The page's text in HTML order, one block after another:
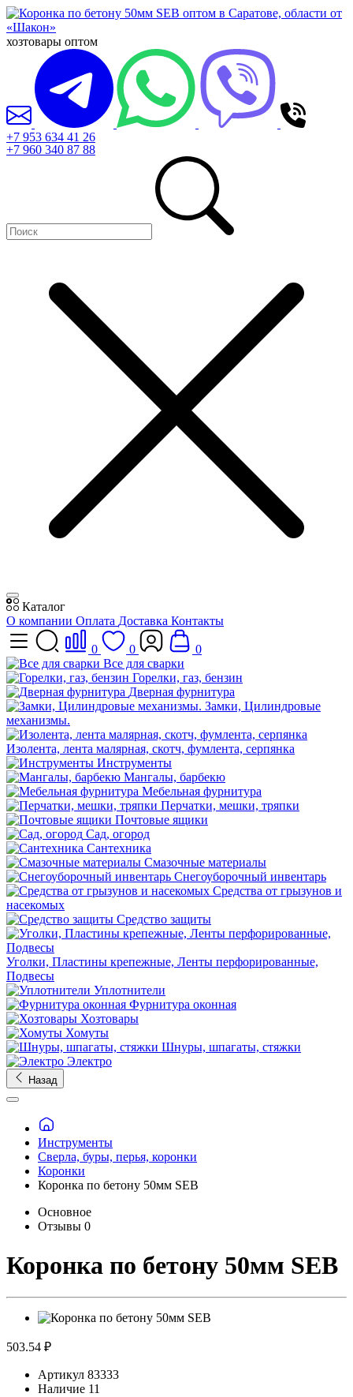
хозтовары оптом
+7 953 634 41 26
+7 960 340 87 88
Каталог
О компании Оплата Доставка Контакты
0 0
0
Все для сварки
Горелки, газ, бензин
Дверная фурнитура
Замки, Цилиндровые
механизмы.
Изолента, лента малярная, скотч, фумлента, серпянка
Инструменты
Мангалы, барбекю
Мебельная фурнитура
Перчатки, мешки, тряпки
Почтовые ящики
Сад, огород
Сантехника
Смазочные материалы
Снегоуборочный инвентарь
Средства от грызунов и
насекомых
Средство защиты
Уголки, Пластины крепежные, Ленты перфорированные,
Подвесы
Уплотнители
Фурнитура оконная
Хозтовары
Хомуты
Шнуры, шпагаты, стяжки
Электро
Назад
Инструменты
Сверла, буры, перья, коронки
Коронки
Коронка по бетону 50мм SEB
Основное
Отзывы 0
Коронка по бетону 50мм SEB
503.54 ₽
Артикул 83333
Наличие 11